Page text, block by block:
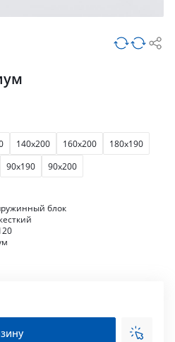
140x200 160x200
180x190
90x190 90x200
блок